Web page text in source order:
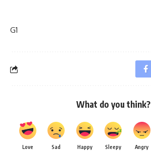
G1
What do you think?
Love Sad Happy Sleepy Angry